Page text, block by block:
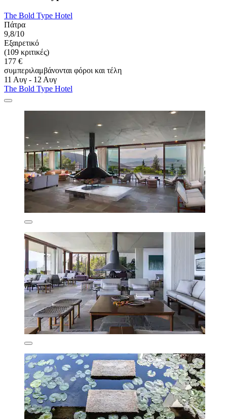
The Bold Type Hotel
Πάτρα
9,8/10
Εξαιρετικό
(109 κριτικές)
177 €
συμπεριλαμβάνονται φόροι και τέλη
11 Αυγ - 12 Αυγ
The Bold Type Hotel